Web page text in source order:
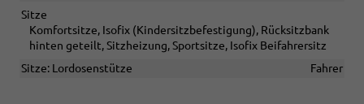
Sitze
Komfortsitze, Isofix (Kindersitzbefestigung), Rücksitzbank
hinten geteilt, Sitzheizung, Sportsitze, Isofix Beifahrersitz
Sitze: Lordosenstütze
Fahrer